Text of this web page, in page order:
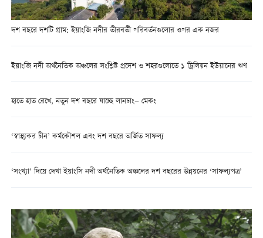
দশ বছরে দশটি গ্রাম: ইয়াংজি নদীর তীরবর্তী পরিবর্তনগুলোর ওপর এক নজর
ইয়াংজি নদী অর্থনৈতিক অঞ্চলের সংশ্লিষ্ট প্রদেশ ও শহরগুলোতে ১ ট্রিলিয়ন ইউয়ানের ঋণ
হাতে হাত রেখে, নতুন দশ বছরে যাচ্ছে লানচাং— মেকং
‘স্বাস্থ্যকর চীন’ কর্মকৌশল এবং দশ বছরে অর্জিত সাফল্য
‘সংখ্যা’ দিয়ে দেখা ইয়াংসি নদী অর্থনৈতিক অঞ্চলের দশ বছরের উন্নয়নের ‘সাফল্যপত্র’